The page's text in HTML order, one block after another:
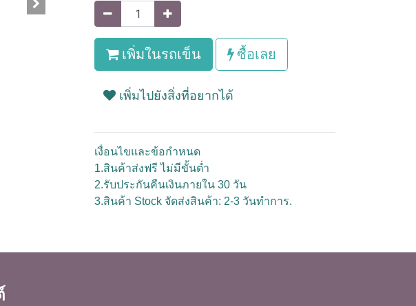
เพิ่มในรถเข็น ซื้อเลย
เพิ่มไปยังสิ่งที่อยากได้
เงื่อนไขและข้อกำหนด
1.สินค้าส่งฟรี ไม่มีขั้นต่ำ
2.รับประกันคืนเงินภายใน 30 วัน
3.สินค้า Stock จัดส่งสินค้า: 2-3 วันทำการ.